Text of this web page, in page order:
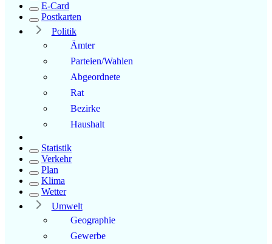
E-Card
Postkarten
Politik
Ämter
Parteien/Wahlen
Abgeordnete
Rat
Bezirke
Haushalt
Statistik
Verkehr
Plan
Klima
Wetter
Umwelt
Geographie
Gewerbe